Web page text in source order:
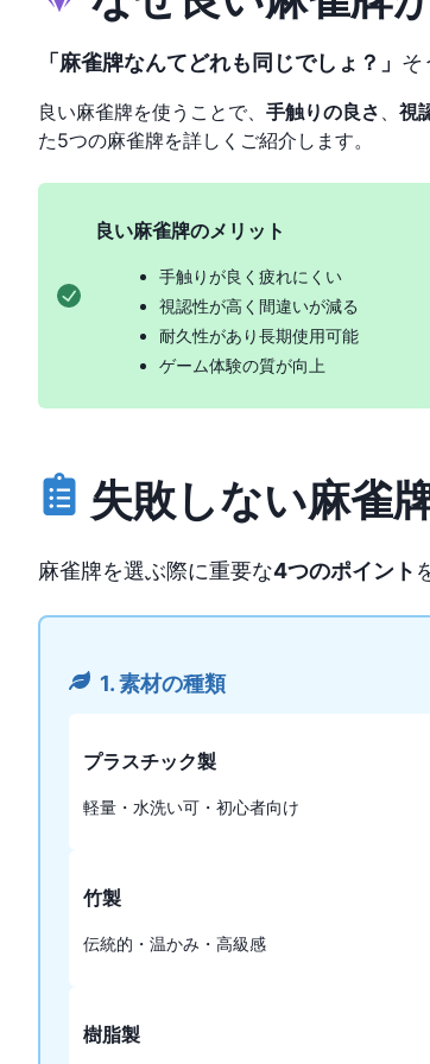
「麻雀牌なんてどれも同じでしょ？」 そ
良い麻雀牌を使うことで、 手触りの良さ 、 視
た5つの麻雀牌を詳しくご紹介します。
良い麻雀牌のメリット
手触りが良く疲れにくい
視認性が高く間違いが減る
耐久性があり長期使用可能
ゲーム体験の質が向上
失敗しない麻雀
麻雀牌を選ぶ際に重要な4つのポイント
1. 素材の種類
プラスチック製
軽量・水洗い可・初心者向け
竹製
伝統的・温かみ・高級感
樹脂製